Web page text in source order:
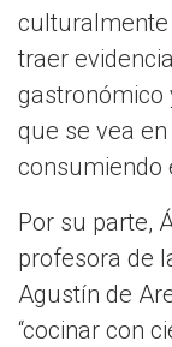
culturalmente
traer
gastronómico
que se vea
consumiendo
Por su parte,
profesora de
Agustín de
“cocinar con